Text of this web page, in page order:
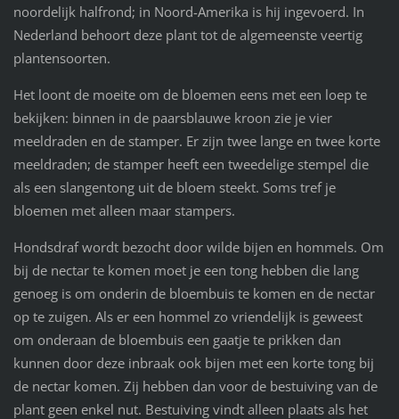
noordelijk halfrond; in Noord-Amerika is hij ingevoerd. In
Nederland behoort deze plant tot de algemeenste veertig
plantensoorten.
Het loont de moeite om de bloemen eens met een loep te
bekijken: binnen in de paarsblauwe kroon zie je vier
meeldraden en de stamper. Er zijn twee lange en twee korte
meeldraden; de stamper heeft een tweedelige stempel die
als een slangentong uit de bloem steekt. Soms tref je
bloemen met alleen maar stampers.
Hondsdraf wordt bezocht door wilde bijen en hommels. Om
bij de nectar te komen moet je een tong hebben die lang
genoeg is om onderin de bloembuis te komen en de nectar
op te zuigen. Als er een hommel zo vriendelijk is geweest
om onderaan de bloembuis een gaatje te prikken dan
kunnen door deze inbraak ook bijen met een korte tong bij
de nectar komen. Zij hebben dan voor de bestuiving van de
plant geen enkel nut. Bestuiving vindt alleen plaats als het